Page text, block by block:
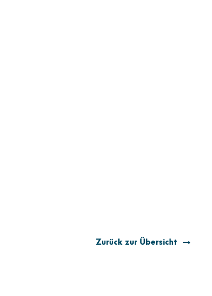
Zurück zur Übersicht